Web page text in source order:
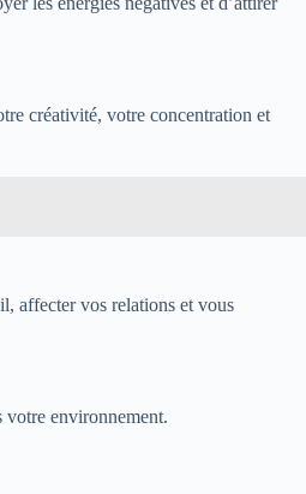
créativité, votre concentration et
affecter vos relations et vous
votre environnement.